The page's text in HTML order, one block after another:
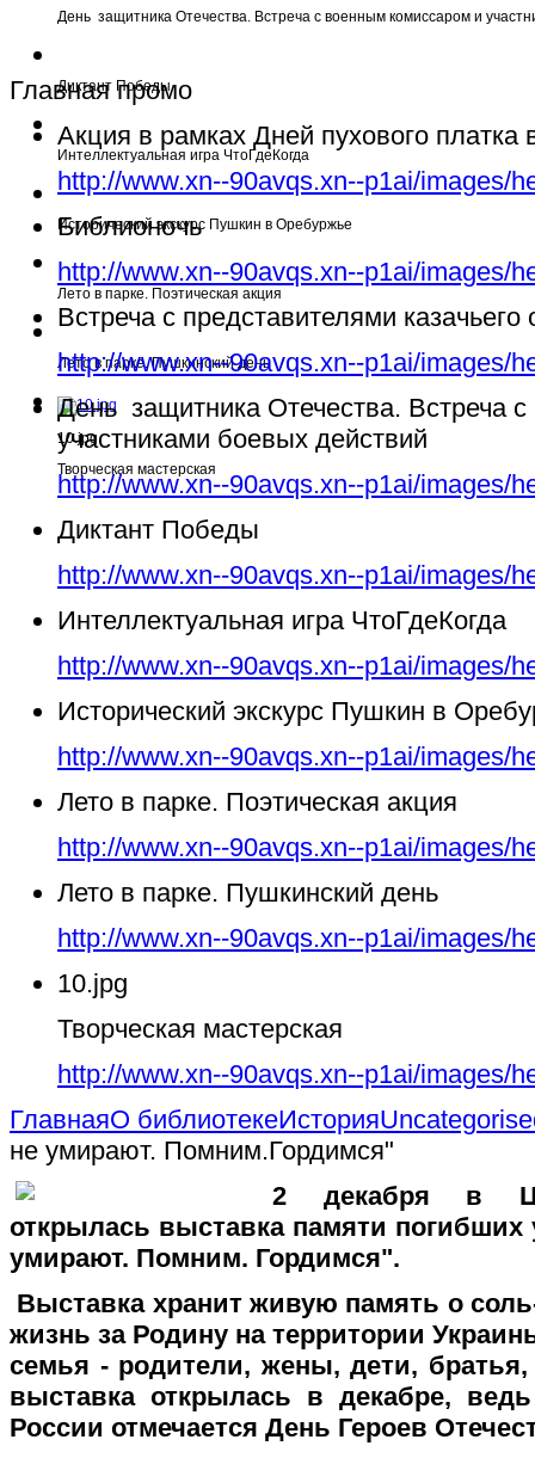
День защитника Отечества. Встреча с военным комиссаром и
Диктант Победы
Интеллектуальная игра ЧтоГдеКогда
Исторический экскурс Пушкин в Оребуржье
Лето в парке. Поэтическая акция
Лето в парке. Пушкинский день
10.jpg
Творческая мастерская
Главная промо
Акция в рамках Дней пухового платка
http://www.xn--90avqs.xn--p1ai/images/
Библионочь
http://www.xn--90avqs.xn--p1ai/images/
Встреча с представителями
http://www.xn--90avqs.xn--p1ai/images/
День защитника Отечества. Встреча
участниками боевых действий
http://www.xn--90avqs.xn--p1ai/images/
Диктант Победы
http://www.xn--90avqs.xn--p1ai/images/
Интеллектуальная игра ЧтоГдеКогда
http://www.xn--90avqs.xn--p1ai/images/
Исторический экскурс Пушкин в
http://www.xn--90avqs.xn--p1ai/images/
Лето в парке. Поэтическая акция
http://www.xn--90avqs.xn--p1ai/images/
Лето в парке. Пушкинский день
http://www.xn--90avqs.xn--p1ai/images/
10.jpg
Творческая мастерская
http://www.xn--90avqs.xn--p1ai/images/
ГлавнаяО библиотекеИстория
не умирают. Помним.Гордимся"
2 декабря в
открылась выставка памяти
умирают. Помним. Гордимся".
Выставка хранит живую память о
жизнь за Родину на территории
семья - родители, жены, дети, братья,
выставка открылась в декабре,
России отмечается День Героев